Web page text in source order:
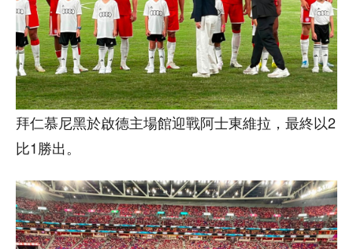
拜仁慕尼黑於啟德主場館迎戰阿士東維拉，最終以2
比1勝出。